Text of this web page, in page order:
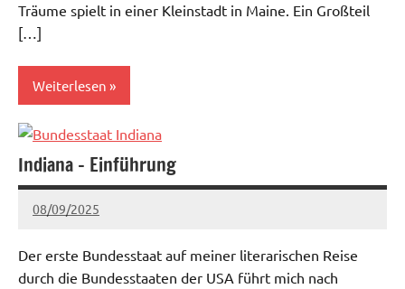
Träume spielt in einer Kleinstadt in Maine. Ein Großteil
[…]
Weiterlesen
Aktuell
Indiana – Einführung
08/09/2025
admin
Keine
Der erste Bundesstaat auf meiner literarischen Reise
durch die Bundesstaaten der USA führt mich nach